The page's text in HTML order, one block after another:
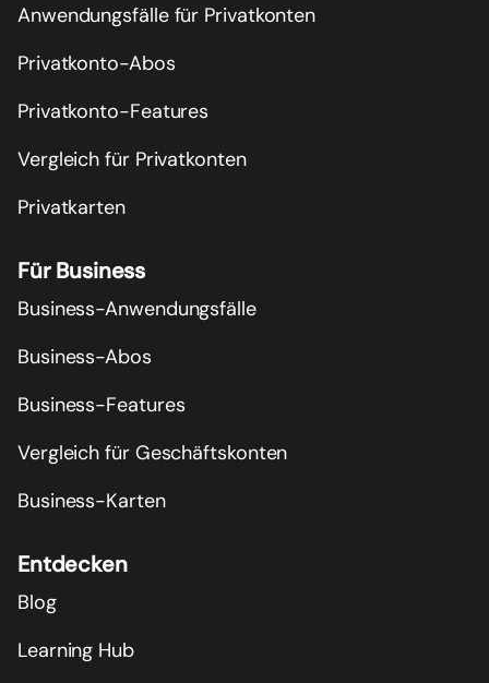
Anwendungsfälle für Privatkonten
Privatkonto-Abos
Privatkonto-Features
Vergleich für Privatkonten
Privatkarten
Für Business
Business-Anwendungsfälle
Business-Abos
Business-Features
Vergleich für Geschäftskonten
Business-Karten
Entdecken
Blog
Learning Hub